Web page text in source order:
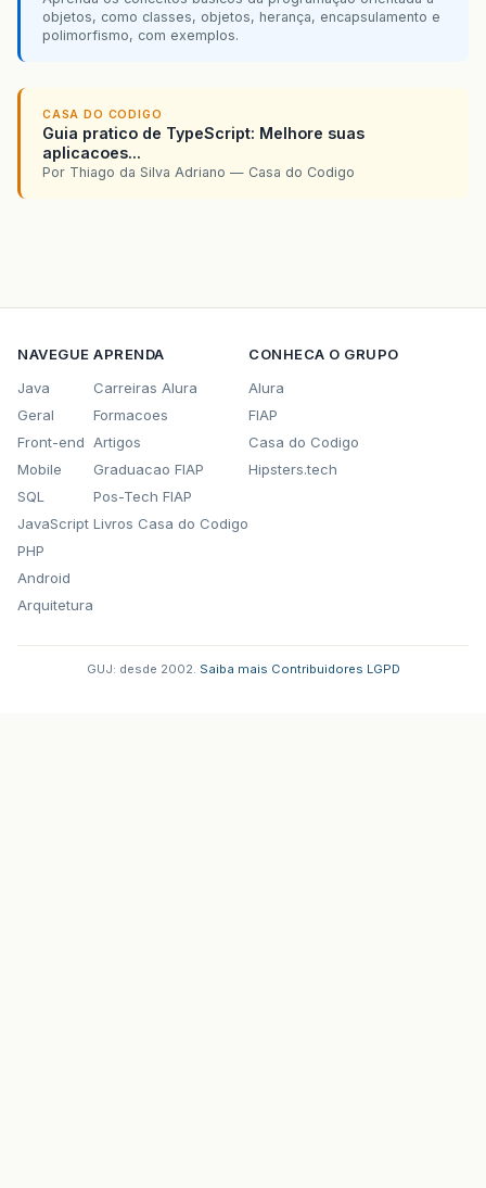
objetos, como classes, objetos, herança, encapsulamento e
polimorfismo, com exemplos.
CASA DO CODIGO
Guia pratico de TypeScript: Melhore suas
aplicacoes...
Por Thiago da Silva Adriano — Casa do Codigo
NAVEGUE
Java
Geral
Front-end
Mobile
SQL
JavaScript
PHP
Android
Arquitetura
APRENDA
Carreiras Alura
Formacoes
Artigos
Graduacao FIAP
Pos-Tech FIAP
Livros Casa do Codigo
CONHECA O GRUPO
Alura
FIAP
Casa do Codigo
Hipsters.tech
GUJ: desde 2002. Saiba mais Contribuidores LGPD